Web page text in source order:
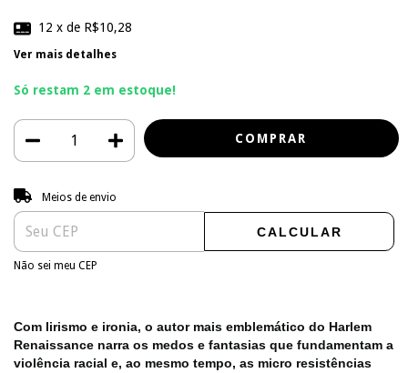
12 x de R$10,28
Ver mais detalhes
Só restam 2 em estoque!
Entregas para o CEP:
Meios de envio
CALCULAR
Não sei meu CEP
Com lirismo e ironia, o autor mais emblemático do Harlem
Renaissance narra os medos e fantasias que fundamentam a
violência racial e, ao mesmo tempo, as micro resistências